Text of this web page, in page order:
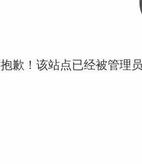
抱歉！该站点已经被管理